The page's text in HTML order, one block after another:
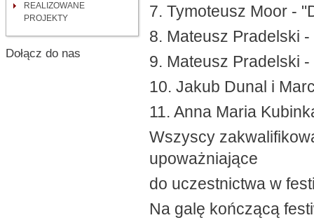
REALIZOWANE
PROJEKTY
Dołącz do nas
7. Tymoteusz Moor -
8. Mateusz Pradelski
9. Mateusz Pradelski
10. Jakub Dunal i
11. Anna Maria
Wszyscy
upoważniające
do uczestnictwa w
Na galę kończącą